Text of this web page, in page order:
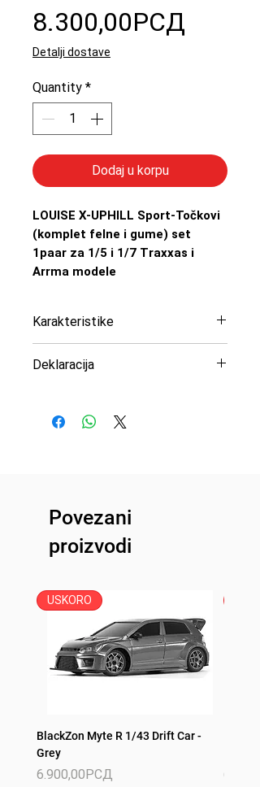
8.300,00РСД
Detalji dostave
Quantity *
Dodaj u korpu
LOUISE X-UPHILL Sport-Točkovi
(komplet felne i gume) set
1paar za 1/5 i 1/7 Traxxas i
Arrma modele
Karakteristike
Širina: 98 mm
Deklaracija
d.o.o
Povezani
proizvodi
USKORO
BlackZon Myte R 1/43 Drift Car -
Grey
Price
6.900,00РСД Price